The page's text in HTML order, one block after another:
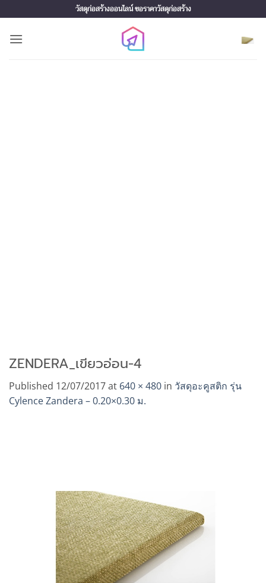
to
content
วัสดุก่อสร้างออนไลน์ ขอราคาวัสดุก่อสร้าง
ZENDERA_เขียวอ่อน-4
Published 12/07/2017at 640 × 480 in วัสดุอะคูสติก รุ่น
Cylence Zandera – 0.20×0.30 ม.